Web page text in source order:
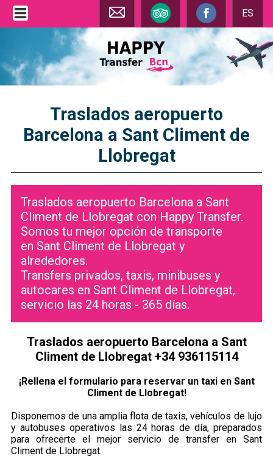
ES
Traslados aeropuerto
Barcelona a Sant Climent de
Llobregat
Traslados aeropuerto Barcelona a Sant
Climent de Llobregat con Happy Transfer.
Somos tu mejor opción de transporte
en Sant Climent de Llobregat y
alrededores.
Transfers privados, taxis, minibuses y
autocares en Sant Climent de Llobregat,
servicio las 24 horas - 365 días.
Traslados aeropuerto Barcelona a Sant
Climent de Llobregat +34 936115114
¡Rellena el formulario para reservar un taxi en Sant
Climent de Llobregat!
Disponemos de una amplia flota de taxis, vehículos de lujo
y autobuses operativos las 24 horas de día, preparados
para ofrecerte el mejor servicio de transfer en Sant
Climent de Llobregat.